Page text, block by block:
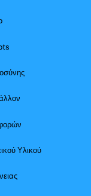
Υλικού